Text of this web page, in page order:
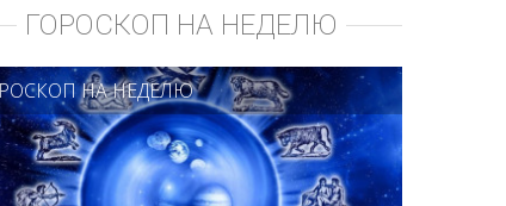
ГОРОСКОП НА НЕДЕЛЮ
НА НЕДЕЛЮ